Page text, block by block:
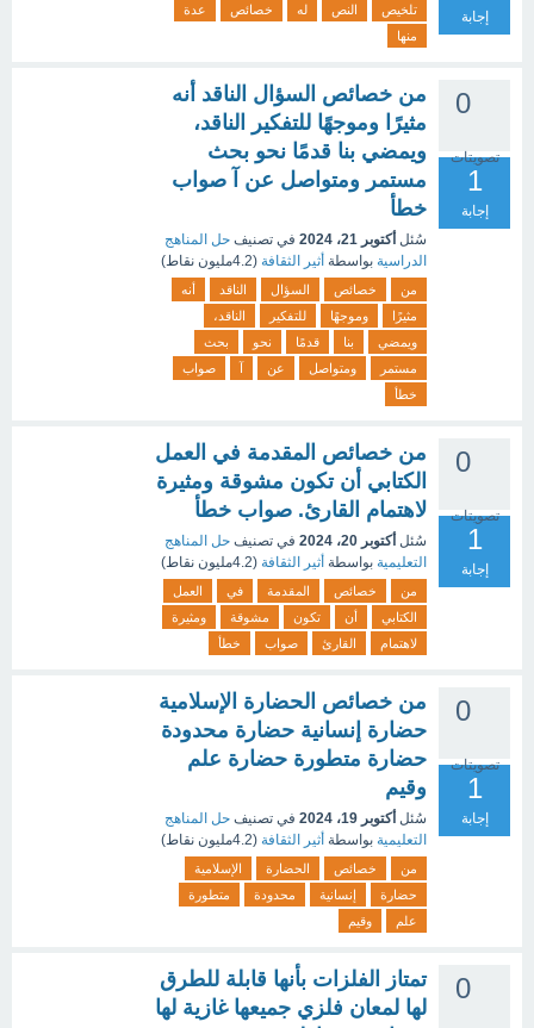
إجابة تلخيص النص له خصائص
عدة
منها
0
تصويتات
1
إجابة
من خصائص السؤال الناقد أنه
مثيرًا وموجهًا للتفكير الناقد،
ويمضي بنا قدمًا نحو بحث
مستمر ومتواصل عن آ صواب
خطأ
سُئل أكتوبر 21، 2024 في تصنيف حل المناهج
الدراسية بواسطة أثير الثقافة (4.2مليون نقاط)
من خصائص السؤال الناقد
أنه
مثيرًا
وموجهًا للتفكير
الناقد،
ويمضي
بنا قدمًا نحو
بحث
مستمر
ومتواصل عن آ
صواب
خطأ
0
تصويتات
1
إجابة
من خصائص المقدمة في العمل
الكتابي أن تكون مشوقة ومثيرة
لاهتمام القارئ. صواب خطأ
سُئل أكتوبر 20، 2024 في تصنيف حل المناهج
التعليمية بواسطة أثير الثقافة (4.2مليون نقاط)
من خصائص المقدمة في
العمل
الكتابي
أن تكون مشوقة
ومثيرة
لاهتمام
القارئ صواب خطأ
0
تصويتات
1
إجابة
من خصائص الحضارة الإسلامية
حضارة إنسانية حضارة محدودة
حضارة متطورة حضارة علم
وقيم
سُئل أكتوبر 19، 2024 في تصنيف حل المناهج
التعليمية بواسطة أثير الثقافة (4.2مليون نقاط)
من خصائص الحضارة
الإسلامية
حضارة
إنسانية محدودة
متطورة
علم
وقيم
0
تمتاز الفلزات بأنها قابلة للطرق
لها لمعان فلزي جميعها غازية لها